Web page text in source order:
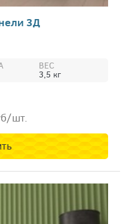
3Д
ВЕС
3,5 кг
шт.